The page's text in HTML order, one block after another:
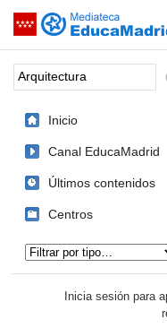
Saltar navegación
Palabra o frase:
Inicio
Canal EducaMadrid
Últimos contenidos
Centros
Inicia sesión para